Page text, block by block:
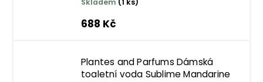
Skladem (1 ks)
688 Kč
Plantes and Parfums Dámská
toaletní voda Sublime Mandarine